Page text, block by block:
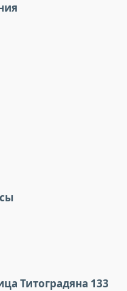
Титоградяна 133